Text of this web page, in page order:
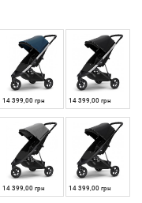
14 399,00 грн 14 399,00 грн
14 399,00 грн 14 399,00 грн